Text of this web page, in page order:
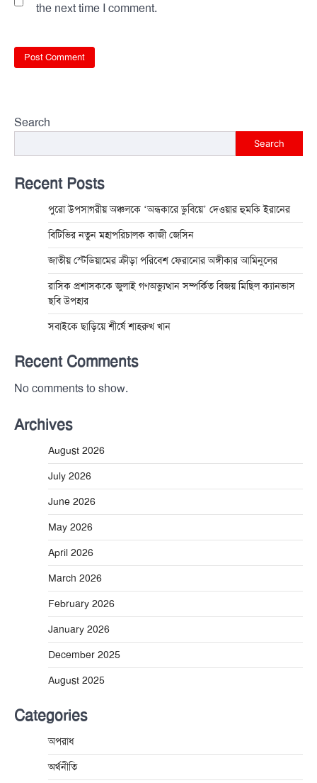
the next time I comment.
Search
Search
Recent Posts
পুরো উপসাগরীয় অঞ্চলকে ‘অন্ধকারে ডুবিয়ে’ দেওয়ার হুমকি ইরানের
বিটিভির নতুন মহাপরিচালক কাজী জেসিন
জাতীয় স্টেডিয়ামের ক্রীড়া পরিবেশ ফেরানোর অঙ্গীকার আমিনুলের
রাসিক প্রশাসককে জুলাই গণঅভ্যুত্থান সম্পর্কিত বিজয় মিছিল ক্যানভাস
ছবি উপহার
সবাইকে ছাড়িয়ে শীর্ষে শাহরুখ খান
Recent Comments
No comments to show.
Archives
August 2026
July 2026
June 2026
May 2026
April 2026
March 2026
February 2026
January 2026
December 2025
August 2025
Categories
অপরাধ
অর্থনীতি